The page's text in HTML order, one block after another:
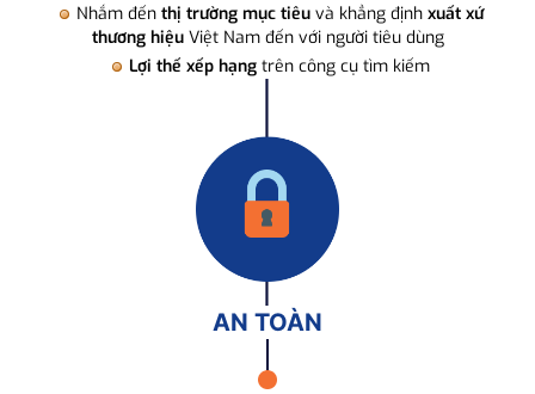
Nhắm đến thị trường mục tiêuvà khẳng định xuất xứ
thương hiệuViệt Nam đến với người tiêu dùng
Lợi thế xếp hạng trên công cụ tìm kiếm
AN TOÀN